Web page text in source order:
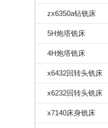
zx6350a钻铣床
5H炮塔铣床
4H炮塔铣床
x6432回转头铣床
x6232回转头铣床
x7140床身铣床